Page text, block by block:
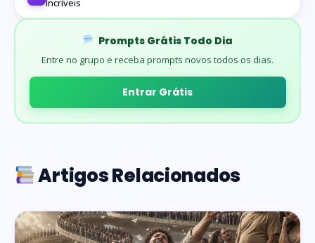
Incríveis
Prompts Grátis Todo Dia
Entre no grupo e receba prompts novos todos os dias.
Entrar Grátis
Artigos Relacionados